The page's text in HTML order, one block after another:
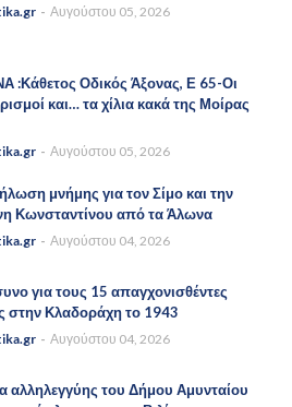
Αυγούστου 05, 2026
:Κάθετος Οδικός Άξονας, Ε 65-Οι
και… τα χίλια κακά της Μοίρας
Αυγούστου 05, 2026
μνήμης για τον Σίμο και την
Κωνσταντίνου από τα Άλωνα
Αυγούστου 04, 2026
για τους 15 απαγχονισθέντες
στην Κλαδοράχη το 1943
Αυγούστου 04, 2026
αλληλεγγύης του Δήμου Αμυνταίου